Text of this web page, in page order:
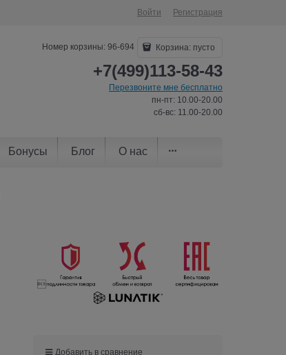
Войти Регистрация
Номер корзины: 96-694 Корзина: пусто
+7(499)113-58-43
Перезвоните мне бесплатно
пн-пт: 10.00-20.00
сб-вс: 11.00-20.00
Бонусы Блог О нас

Добавить в сравнение